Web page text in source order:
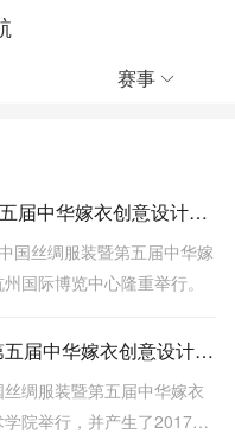
赛事 
金富春杯”2017中国丝绸服装暨第五届中华嫁衣创意设计大赛揭晓
国丝绸服装暨第五届中华嫁
国际博览中心隆重举行。
“金富春杯”2017中国丝绸服装暨第五届中华嫁衣创意设计大赛决赛入围名单火热出炉
绸服装暨第五届中华嫁衣
院举行，并产生了2017中